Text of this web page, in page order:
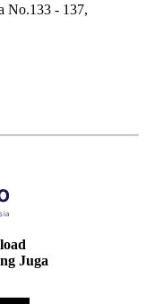
No.133 - 137,
Juga